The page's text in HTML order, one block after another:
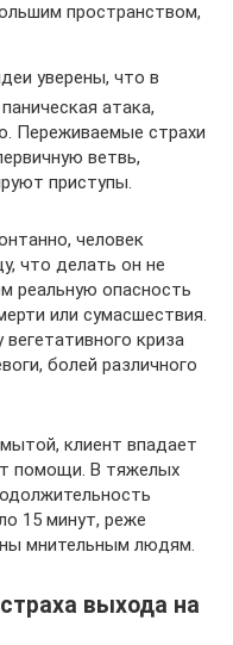
пространством,
уверены, что в
атака,
Переживаемые страхи
ветвь,
приступы.
человек
что делать он не
реальную опасность
или сумасшествия.
криза
болей различного
клиент впадает
помощи. В тяжелых
15 минут, реже
мнительным людям.
выхода на